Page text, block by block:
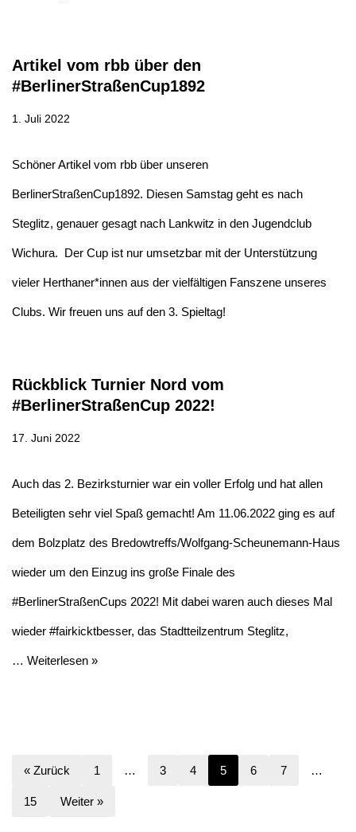
Artikel vom rbb über den
#BerlinerStraßenCup1892
1. Juli 2022
Schöner Artikel vom rbb über unseren
BerlinerStraßenCup1892. Diesen Samstag geht es nach
Steglitz, genauer gesagt nach Lankwitz in den Jugendclub
Wichura. Der Cup ist nur umsetzbar mit der Unterstützung
vieler Herthaner*innen aus der vielfältigen Fanszene unseres
Clubs. Wir freuen uns auf den 3. Spieltag!
Rückblick Turnier Nord vom
#BerlinerStraßenCup 2022!
17. Juni 2022
Auch das 2. Bezirksturnier war ein voller Erfolg und hat allen
Beteiligten sehr viel Spaß gemacht! Am 11.06.2022 ging es auf
dem Bolzplatz des Bredowtreffs/Wolfgang-Scheunemann-Haus
wieder um den Einzug ins große Finale des
#BerlinerStraßenCups 2022! Mit dabei waren auch dieses Mal
wieder #fairkicktbesser, das Stadtteilzentrum Steglitz,
… Weiterlesen »
« Zurück 1 … 3 4 5 6 7 …
15 Weiter »